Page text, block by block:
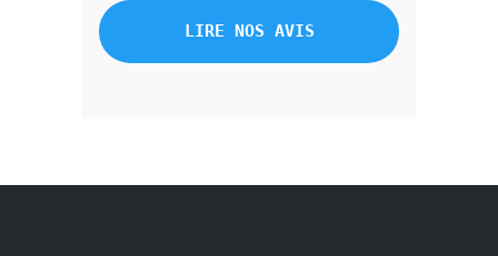
LIRE NOS AVIS